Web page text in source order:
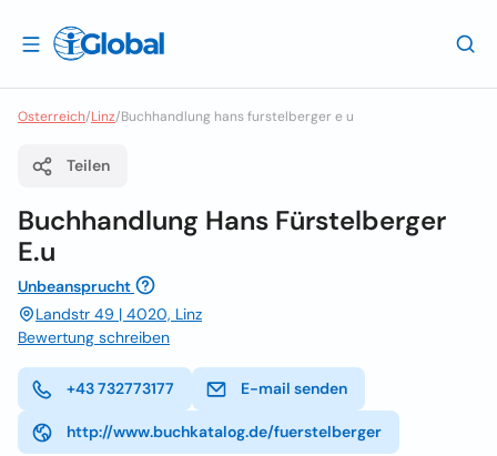
Osterreich/Linz/Buchhandlung hans furstelberger e u
Teilen
Buchhandlung Hans Fürstelberger
E.u
Unbeansprucht
Landstr 49 | 4020, Linz
Bewertung schreiben
+43 732773177 E-mail senden
http://www.buchkatalog.de/fuerstelberger